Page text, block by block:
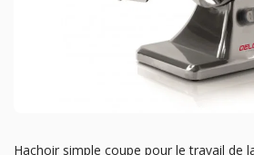
Hachoir simple coupe pour le travail de